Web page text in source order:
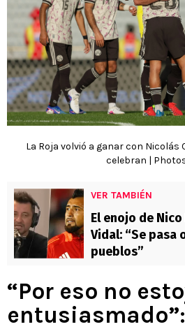
La Roja volvió a ganar con Nicolás
celebran |
VER TAMBIÉN
El enojo de
Vidal: “Se pasa
pueblos”
“Por eso no